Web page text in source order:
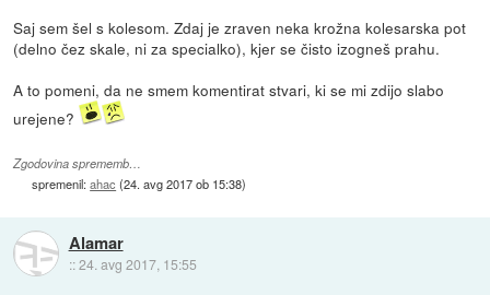
Saj sem šel s kolesom. Zdaj je zraven neka krožna kolesarska pot
(delno čez skale, ni za specialko), kjer se čisto izogneš prahu.
A to pomeni, da ne smem komentirat stvari, ki se mi zdijo slabo
urejene?
Zgodovina sprememb…
spremenil:ahac (24. avg 2017 ob 15:38)
Alamar
::24. avg 2017, 15:55